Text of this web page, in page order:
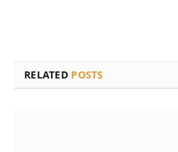
RELATED POSTS